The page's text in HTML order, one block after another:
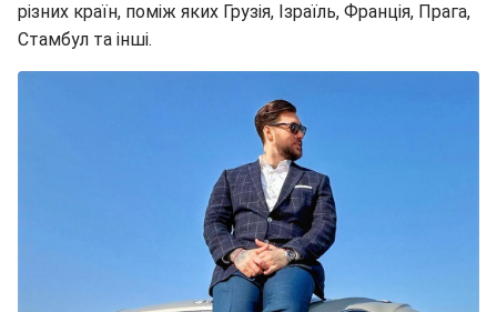
різних країн, поміж яких Грузія, Ізраїль, Франція, Прага,
Стамбул та інші.